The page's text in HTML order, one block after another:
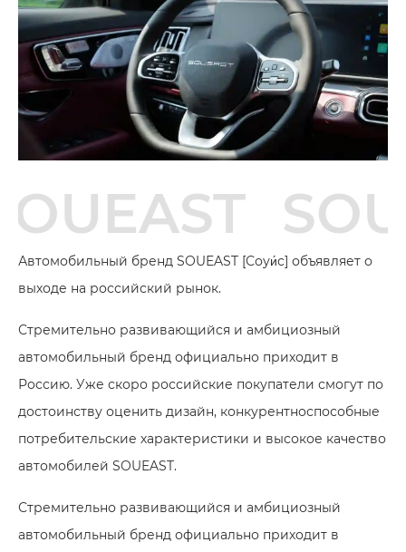
Автомобильный бренд SOUEAST [Соуи́с] объявляет о
выходе на российский рынок.
Стремительно развивающийся и амбициозный
автомобильный бренд официально приходит в
Россию. Уже скоро российские покупатели смогут по
достоинству оценить дизайн, конкурентноспособные
потребительские характеристики и высокое качество
автомобилей SOUEAST.
Стремительно развивающийся и амбициозный
автомобильный бренд официально приходит в